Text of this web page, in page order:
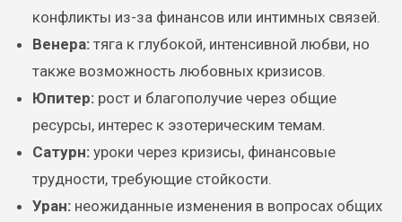
конфликты из-за финансов или интимных связей.
Венера:тяга к глубокой, интенсивной любви, но
также возможность любовных кризисов.
Юпитер:рост и благополучие через общие
ресурсы, интерес к эзотерическим темам.
Сатурн:уроки через кризисы, финансовые
трудности, требующие стойкости.
Уран:неожиданные изменения в вопросах общих